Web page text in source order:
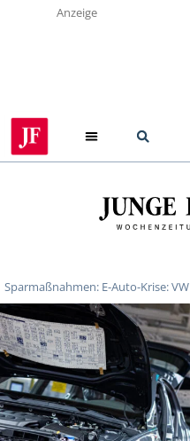
Anzeige
Sparmaßnahmen: E-Auto-Krise: